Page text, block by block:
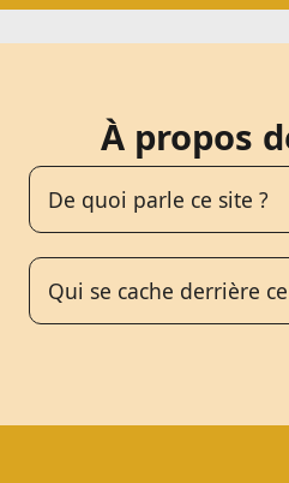
À propos
De quoi parle ce site ?
Qui se cache derrière